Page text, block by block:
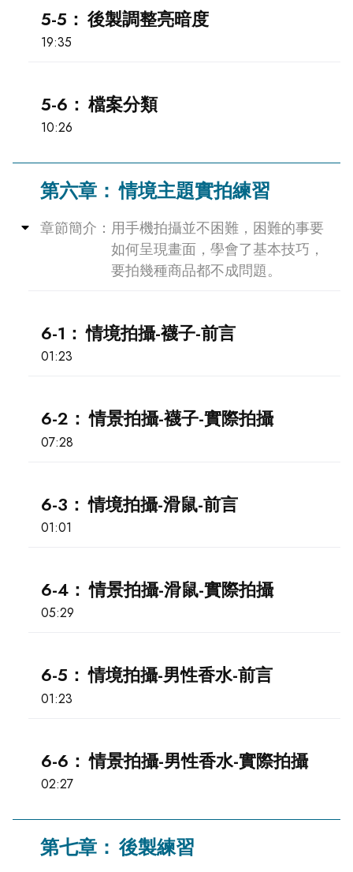
5-5： 後製調整亮暗度
19:35
5-6： 檔案分類
10:26
Collapse
第六章： 情境主題實拍練習
章節簡介： 用手機拍攝並不困難，困難的事要
如何呈現畫面，學會了基本技巧，
要拍幾種商品都不成問題。
6-1： 情境拍攝-襪子-前言
01:23
6-2： 情景拍攝-襪子-實際拍攝
07:28
6-3： 情境拍攝-滑鼠-前言
01:01
6-4： 情景拍攝-滑鼠-實際拍攝
05:29
6-5： 情境拍攝-男性香水-前言
01:23
6-6： 情景拍攝-男性香水-實際拍攝
02:27
第七章： 後製練習